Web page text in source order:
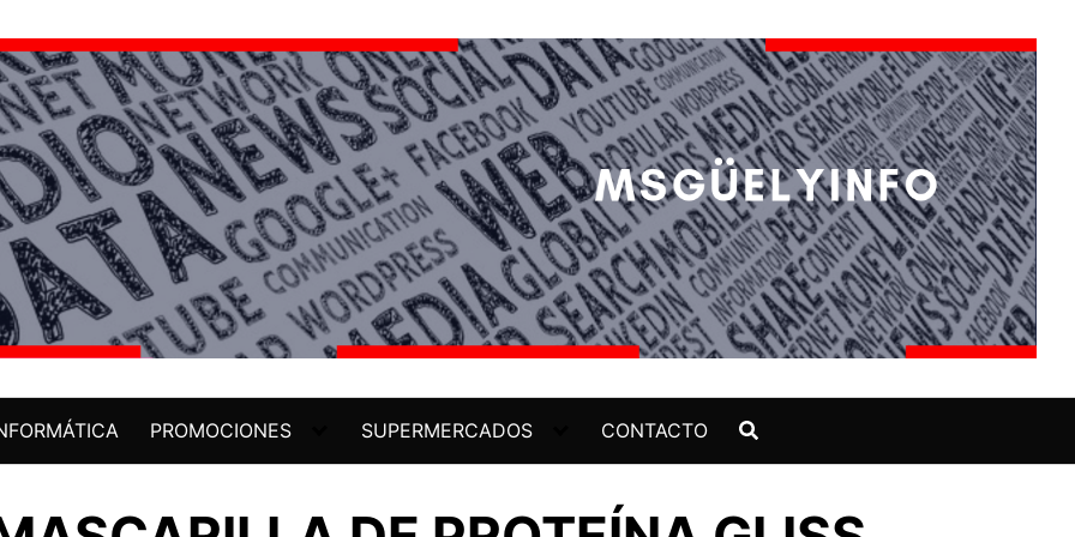
PROMOCIONES SUPERMERCADOS CONTACTO